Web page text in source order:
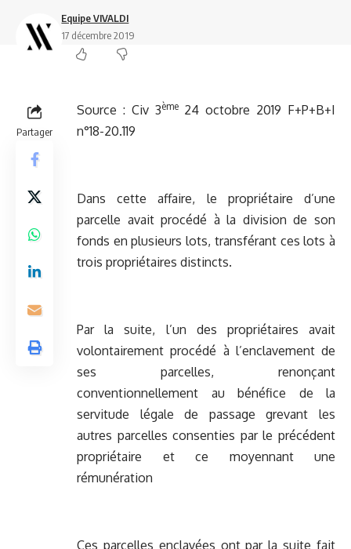
Equipe VIVALDI
17 décembre 2019
Partager
Source : Civ 3ème24 octobre 2019 F+P+B+I
n°18-20.119
Dans cette affaire, le propriétaire d’une
parcelle avait procédé à la division de son
fonds en plusieurs lots, transférant ces lots à
trois propriétaires distincts.
Par la suite, l’un des propriétaires avait
volontairement procédé à l’enclavement de
ses parcelles, renonçant
conventionnellement au bénéfice de la
servitude légale de passage grevant les
autres parcelles consenties par le précédent
propriétaire et ce moyennant une
rémunération
Ces parcelles enclavées ont par la suite fait